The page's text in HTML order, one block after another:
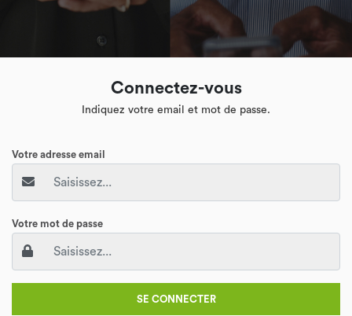
Connectez-vous
Indiquez votre email et mot de passe.
Votre adresse email
Votre mot de passe
SE CONNECTER